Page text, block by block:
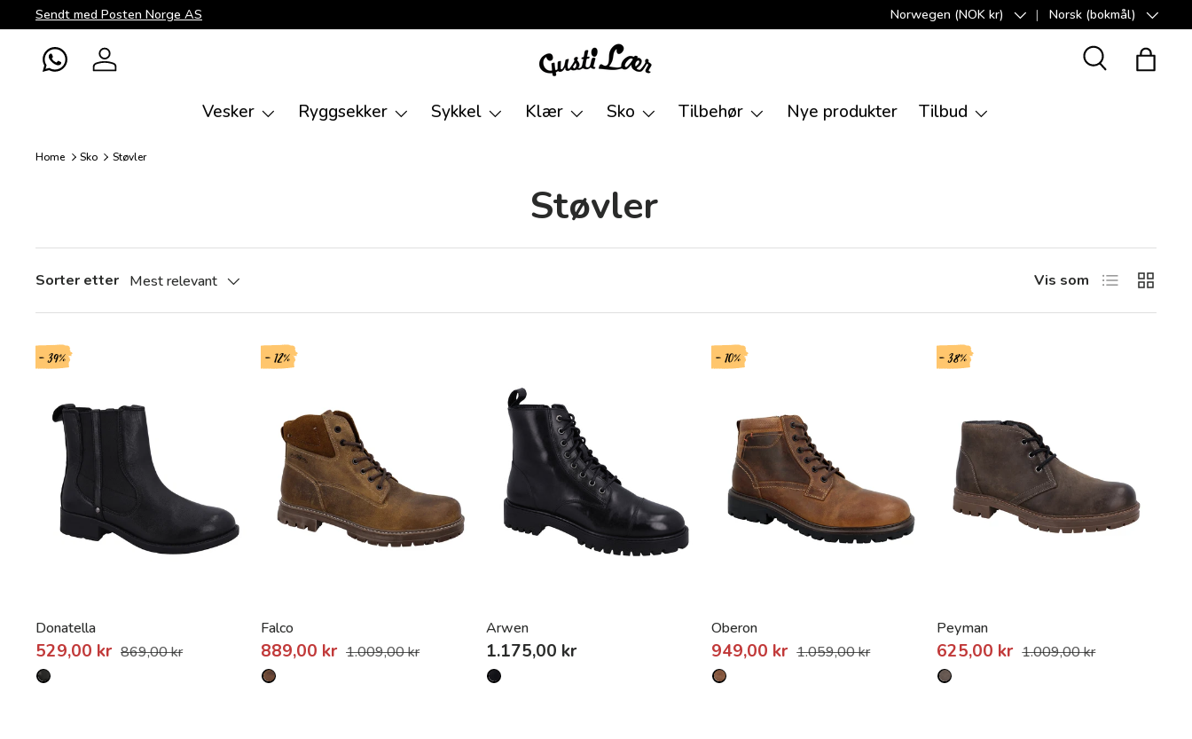
Direkte til innhold
Sendt med Posten Norge AS Land/Region
Norwegen (NOK kr) SpråkNorsk (bokmål)
WhatsAppLogg inn Suche
Vesker Ryggsekker Sykkel Klær Sko Tilbehør Nye produkter Tilbud
Home Sko Støvler
Støvler
Sorter etter Mest relevant Vis som Produktliste
- 39%
Donatella
529,00 kr 869,00 kr
- 12%
Falco
889,00 kr 1.009,00 kr
Arwen
1.175,00 kr
- 10%
Oberon
949,00 kr 1.059,00 kr
- 38%
Peyman
625,00 kr 1.009,00 kr